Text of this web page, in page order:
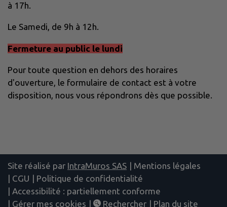
à 17h.
Le Samedi, de 9h à 12h.
Fermeture au public le lundi
Pour toute question en dehors des horaires
d'ouverture, le formulaire de contact est à votre
disposition, nous vous répondrons dès que possible.
Site réalisé par IntraMuros SAS | Mentions légales
| CGU | Politique de confidentialité
| Accessibilité : partiellement conforme
| Gérer mes cookies | Rechercher | Plan du site